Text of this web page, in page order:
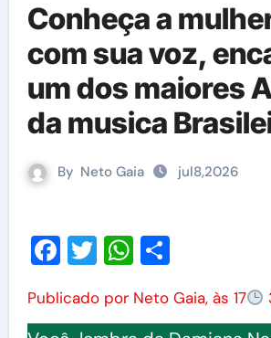
Conheça a
com sua voz,
um dos maiores
da musica
By Neto Gaia jul8,2026
Facebook
TwitterWhatsApp
Share
Publicado por Neto Gaia, às 17